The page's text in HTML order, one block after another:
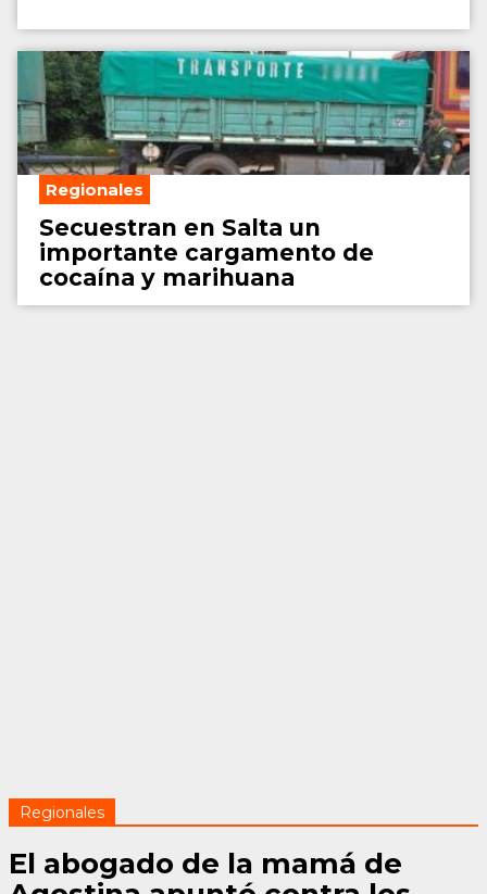
Regionales
Secuestran en Salta un
importante cargamento de
cocaína y marihuana